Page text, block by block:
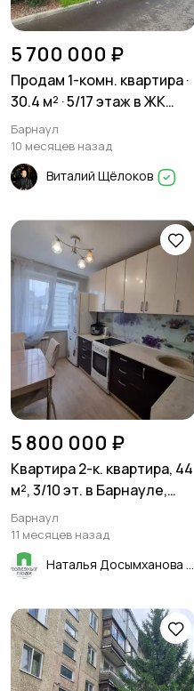
5 700 000 ₽
Продам 1-комн. квартира ·
30.4 м² · 5/17 этаж в ЖК
Шотландия
Барнаул
10 месяцев назад
Виталий Щёлоков
5 800 000 ₽
Квартира 2-к. квартира, 44
м², 3/10 эт. в Барнауле,
ул.Шумакова 68
Барнаул
11 месяцев назад
Наталья Досымханова